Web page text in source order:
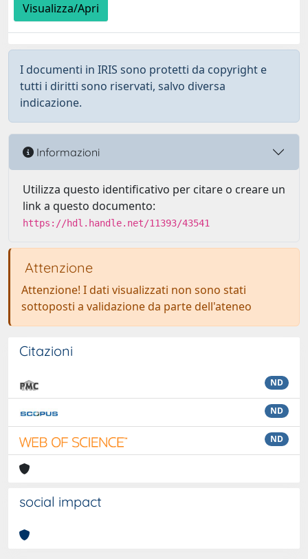
Visualizza/Apri
I documenti in IRIS sono protetti da copyright e
tutti i diritti sono riservati, salvo diversa
indicazione.
Informazioni
Utilizza questo identificativo per citare o creare un
link a questo documento:
https://hdl.handle.net/11393/43541
Attenzione
Attenzione! I dati visualizzati non sono stati
sottoposti a validazione da parte dell'ateneo
Citazioni
ND
ND
ND
social impact